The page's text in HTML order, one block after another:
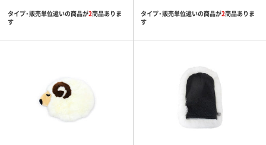
タイプ・販売単位違いの商品が2商品ありま
す
タイプ・販売単位違いの商品が2商品ありま
す